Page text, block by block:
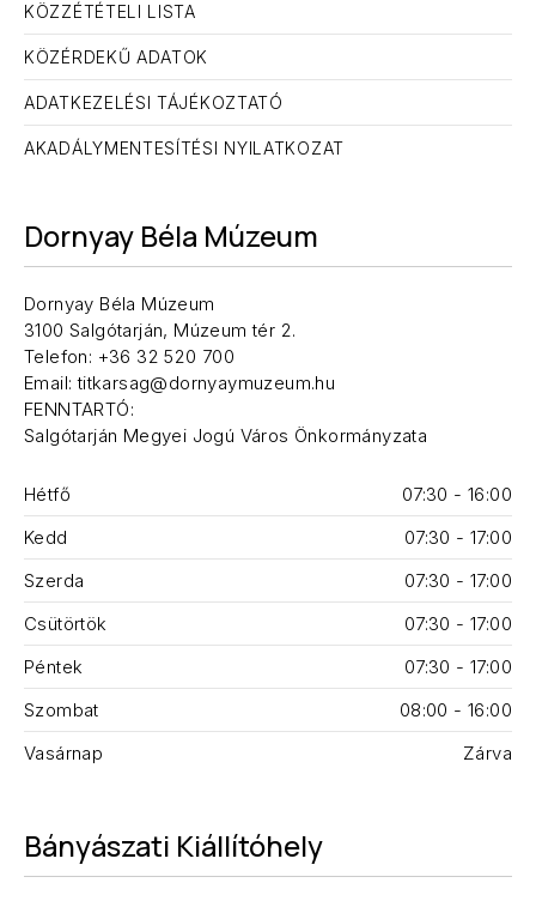
KÖZZÉTÉTELI LISTA
KÖZÉRDEKŰ ADATOK
ADATKEZELÉSI TÁJÉKOZTATÓ
AKADÁLYMENTESÍTÉSI NYILATKOZAT
Dornyay Béla Múzeum
Dornyay Béla Múzeum
3100 Salgótarján, Múzeum tér 2.
Telefon: +36 32 520 700
Email: titkarsag@dornyaymuzeum.hu
FENNTARTÓ:
Salgótarján Megyei Jogú Város Önkormányzata
Hétfő
07:30 - 16:00
Kedd
07:30 - 17:00
Szerda
07:30 - 17:00
Csütörtök
07:30 - 17:00
Péntek
07:30 - 17:00
Szombat
08:00 - 16:00
Vasárnap
Zárva
Bányászati Kiállítóhely
ELŐZŐ